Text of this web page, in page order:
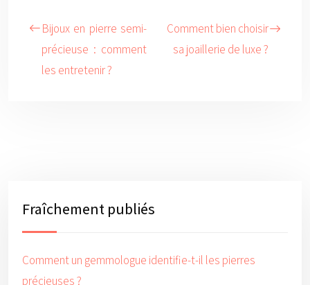
Bijoux en pierre semi-
précieuse : comment
les entretenir ?
Comment bien choisir
sa joaillerie de luxe ?
Fraîchement publiés
Comment un gemmologue identifie-t-il les pierres
précieuses ?